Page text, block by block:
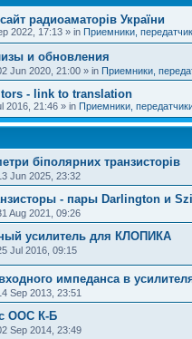
радиоаматорів України
2022, 17:13 » in Приемники,
и обновления
Jun 2020, 21:00 » in Приемники,
- link to translation
2016, 21:46 » in Приемники,
біполярних транзисторів
Jun 2025, 23:32
- пары Darlington и
Aug 2021, 09:26
усилитель для КЛОПИКА
Jul 2016, 09:15
импеданса в
Sep 2013, 23:51
ООС К-Б
Sep 2014, 23:49